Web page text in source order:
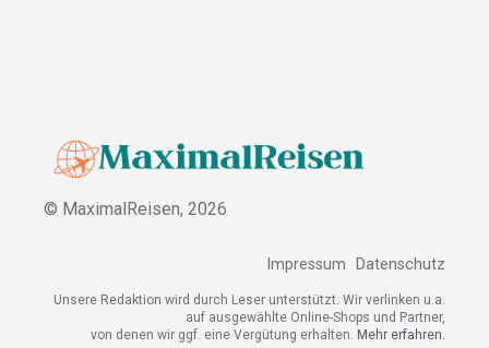
© MaximalReisen, 2026
Impressum Datenschutz
Unsere Redaktion wird durch Leser unterstützt. Wir verlinken u.a.
auf ausgewählte Online-Shops und Partner,
von denen wir ggf. eine Vergütung erhalten. Mehr erfahren.